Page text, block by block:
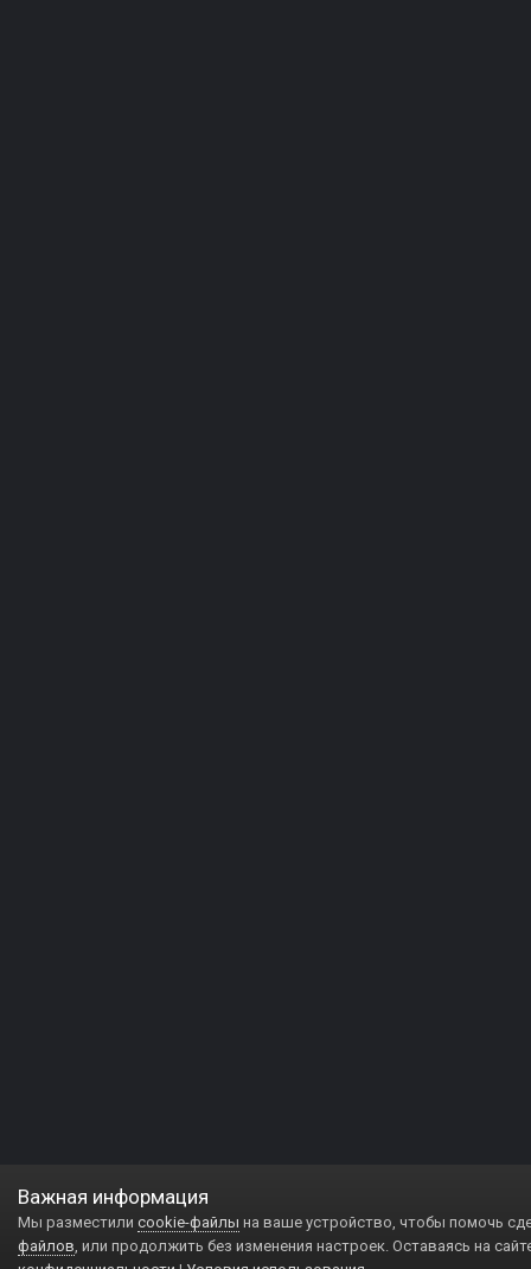
Важная информация
Мы разместили cookie-файлы на ваше устройство, чтобы помочь
файлов, или продолжить без изменения настроек. Оставаясь на